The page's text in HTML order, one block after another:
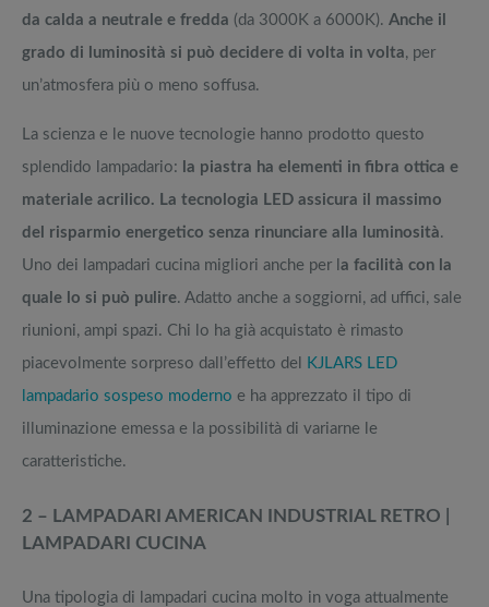
da calda a neutrale e fredda (da 3000K a 6000K). Anche il
grado di luminosità si può decidere di volta in volta, per
un’atmosfera più o meno soffusa.
La scienza e le nuove tecnologie hanno prodotto questo
splendido lampadario: la piastra ha elementi in fibra ottica e
materiale acrilico. La tecnologia LED assicura il massimo
del risparmio energetico senza rinunciare alla luminosità.
Uno dei lampadari cucina migliori anche per l a facilità con la
quale lo si può pulire. Adatto anche a soggiorni, ad uffici, sale
riunioni, ampi spazi. Chi lo ha già acquistato è rimasto
piacevolmente sorpreso dall’effetto del
KJLARS LED
lampadario sospeso moderno e ha apprezzato il tipo di
illuminazione emessa e la possibilità di variarne le
caratteristiche.
2 – LAMPADARI AMERICAN INDUSTRIAL RETRO |
LAMPADARI CUCINA
Una tipologia di lampadari cucina molto in voga attualmente